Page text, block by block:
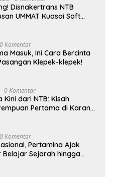
Disnakertrans NTB
UMMAT Kuasai Soft
0 Komentar
Masuk, Ini Cara Bercinta
Klepek-klepek!
0 Komentar
Kini dari NTB: Kisah
Pertama di Karang
0 Komentar
Pertamina Ajak
Belajar Sejarah hingga